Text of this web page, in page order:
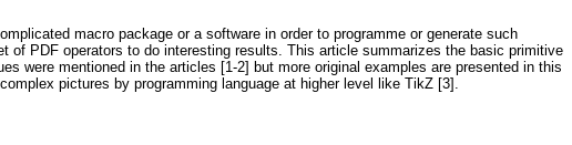
macro package or a software in order to programme or generate such
PDF operators to do interesting results. This article summarizes the basic primitive
were mentioned in the articles [1-2] but more original examples are presented in this
pictures by programming language at higher level like TikZ [3].